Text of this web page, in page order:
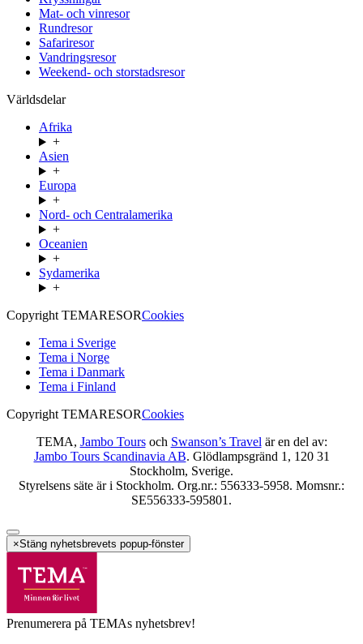
Mat- och vinresor
Rundresor
Safariresor
Vandringsresor
Weekend- och storstadsresor
Världsdelar
Afrika
+
Asien
+
Europa
+
Nord- och Centralamerika
+
Oceanien
+
Sydamerika
+
Copyright TEMARESORCookies
Tema i Sverige
Tema i Norge
Tema i Danmark
Tema i Finland
Copyright TEMARESORCookies
TEMA, Jambo Toursoch Swanson’s Travel är en del av:
Jambo Tours Scandinavia AB. Glödlampsgränd 1, 120 31
Stockholm, Sverige.
Styrelsens säte är i Stockholm. Org.nr.: 556333-5958. Momsnr.:
SE556333-595801.
×Stäng nyhetsbrevets popup-fönster
Prenumerera på TEMAs nyhetsbrev!